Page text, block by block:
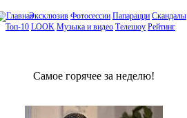
Эксклюзив Фотосессии Папарацци Скандалы
Топ-10 LOOK Музыка и видео Телешоу Рейтинг
Сaмое гoрячее за неделю!